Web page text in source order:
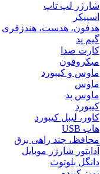
شارژر لپ تاپ
اسپیکر
هدفون، هدست، هندزفری
گیم پد
کارت صدا
میکروفون
ماوس و کیبورد
ماوس
ماوس پد
کیبورد
کاور، لیبل کیبورد
هاب USB
محافظ، چند راهی برق
آداپتور شارژر موبایل
دانگل بلوتوث